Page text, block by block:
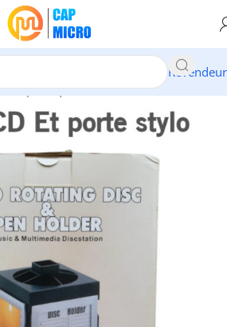
Revendeur
/Périphériques/Divers Accessoires